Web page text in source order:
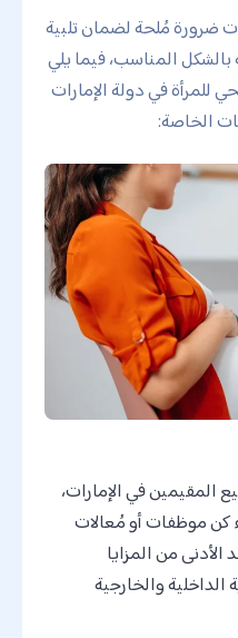
ضرورة مُلحة لضمان تلبية
بالشكل المناسب، فيما يلي
للمرأة في دولة الإمارات
الخاصة:
المقيمين في الإمارات،
موظفات أو مُعالات
الأدنى من المزايا
الداخلية والخارجية